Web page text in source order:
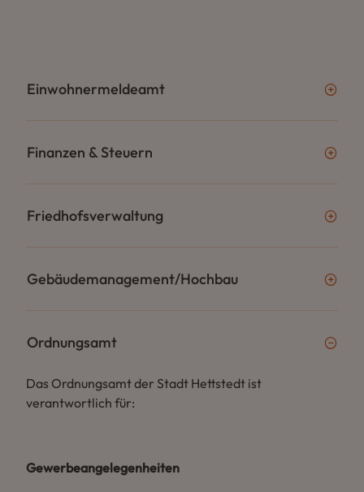
Einwohnermeldeamt
Finanzen & Steuern
Friedhofsverwaltung
Gebäudemanagement/Hochbau
Ordnungsamt
Das Ordnungsamt der Stadt Hettstedt ist
verantwortlich für:
Gewerbeangelegenheiten